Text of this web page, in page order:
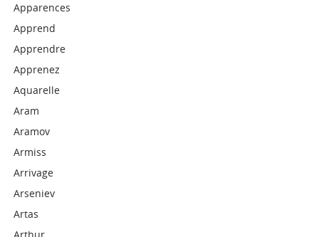
Apparences
Apprend
Apprendre
Apprenez
Aquarelle
Aram
Aramov
Armiss
Arrivage
Arseniev
Artas